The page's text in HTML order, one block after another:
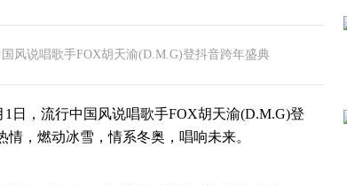
风说唱歌手FOX胡天渝(D.M.G)登抖音跨年盛典
，流行中国风说唱歌手FOX胡天渝(D.M.G)登
，燃动冰雪，情系冬奥，唱响未来。